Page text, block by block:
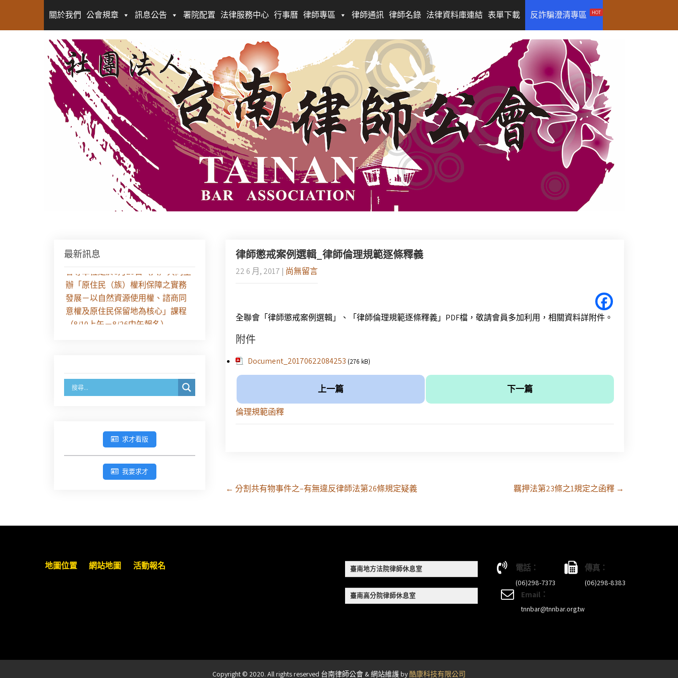
關於我們 公會規章 訊息公告 署院配置 法律服務中心 行事曆 律師專區 律師通訊 律師名錄 法律資料庫連結 表單下載 反詐騙澄清專區 HOT
律師懲戒案例選輯_律師倫理規範逐條釋義
22 6 月, 2017 | 尚無留言
全聯會「律師懲戒案例選輯」、「律師倫理規範逐條釋義」PDF檔，敬請會員多加利用，相關資料詳附件。
附件
Document_20170622084253 (276 kB)
上一篇 下一篇
倫理規範函釋
Post
navigation
← 分割共有物事件之–有無違反律師法第26條規定疑義 羈押法第23條之1規定之函釋 →
最新訊息
【課程報名】全律會與台北律師公
辦「原住民（族）權利保障之實務
發展－以自然資源使用權、諮商同
意權及原住民保留地為核心」課程
（8/10上午－8/26中午報名）
臺灣新北地方法院115年第2次約聘
辯護人公開甄選簡章及報名表件
【採通訊報名,115年9月11日止(以郵
新竹律師公會8/21(五)舉辦「AI職場
求才看版
我要求才
地圖位置 網站地圖 活動報名 臺南地方法院律師休息室
臺南高分院律師休息室
電話：
(06)298-7373
傳真：
(06)298-8383
Email：
tnnbar@tnnbar.org.tw
Copyright © 2020. All rights reserved 台南律師公會 & 網站維護 by酷康科技有限公司